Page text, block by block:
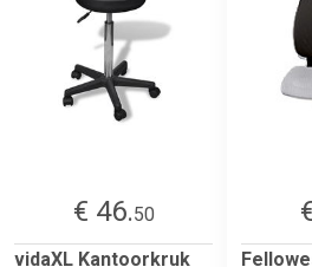
€ 46.50
vidaXL Kantoorkruk